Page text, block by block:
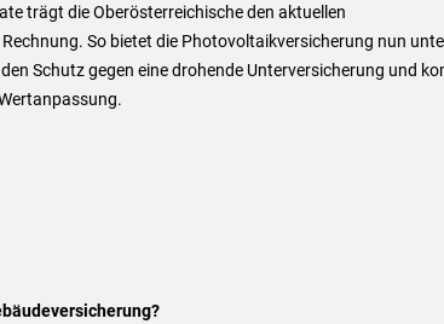
trägt die Oberösterreichische den aktuellen
So bietet die Photovoltaikversicherung nun
Schutz gegen eine drohende Unterversicherung und